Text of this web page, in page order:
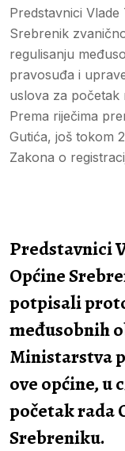
Predstavnici
Srebrenik
regulisanju
pravosuđa i
uslova za početak
Prema riječima
Gutića, još tokom
Zakona o
Predstavnici
Općine
potpisali
međusobnih
Ministarstva
ove općine, u
početak rada
Srebreniku.